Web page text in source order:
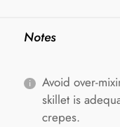
Notes
Avoid over-
skillet is
crepes.